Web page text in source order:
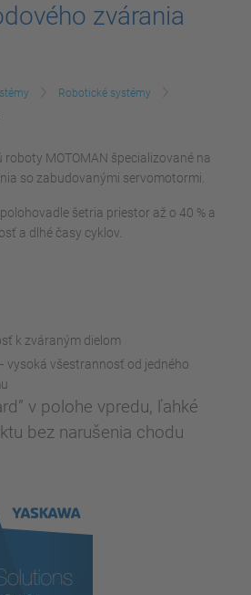
zvárania
Robotické systémy
MOTOMAN špecializované na
so zabudovanými servomotormi.
šetria priestor až o 40 % a
a dlhé časy cyklov.
k zváraným dielom
vysoká všestrannosť od jedného
v polohe vpredu, ľahké
bez narušenia chodu